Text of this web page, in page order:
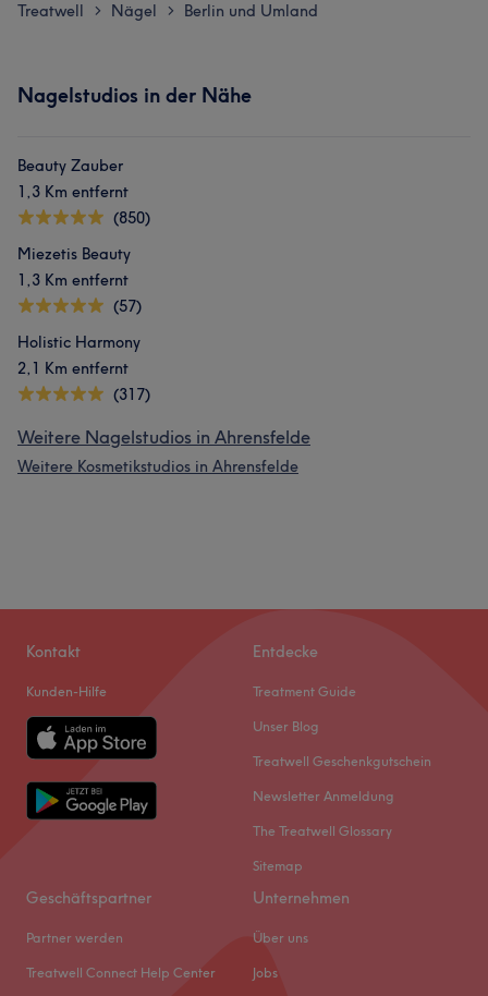
Treatwell > Nägel > Berlin und Umland
Nagelstudios in der Nähe
Beauty Zauber
1,3 Km entfernt
(850)
Miezetis Beauty
1,3 Km entfernt
(57)
Holistic Harmony
2,1 Km entfernt
(317)
Weitere Nagelstudios in Ahrensfelde
Weitere Kosmetikstudios in Ahrensfelde
Kontakt
Kunden-Hilfe
Entdecke
Treatment Guide
Unser Blog
Treatwell Geschenkgutschein
Newsletter Anmeldung
The Treatwell Glossary
Sitemap
Geschäftspartner
Partner werden
Treatwell Connect Help Center
Unternehmen
Über uns
Jobs